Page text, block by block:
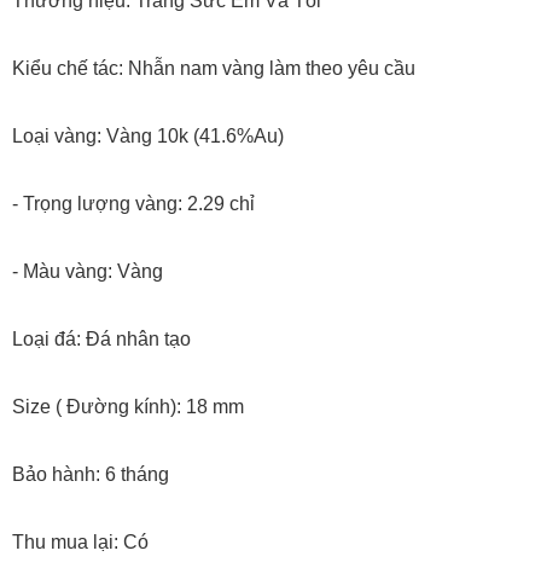
Kiểu chế tác: Nhẫn nam vàng làm theo yêu cầu
Loại vàng: Vàng 10k (41.6%Au)
- Trọng lượng vàng: 2.29 chỉ
- Màu vàng: Vàng
Loại đá: Đá nhân tạo
Size ( Đường kính): 18 mm
Bảo hành: 6 tháng
Thu mua lại: Có